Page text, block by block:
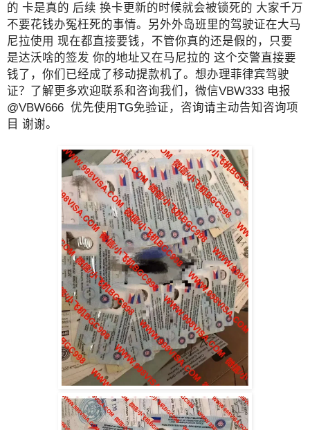
的 卡是真的 后续 换卡更新的时候就会被锁死的 大家千万
不要花钱办冤枉死的事情。另外外岛班里的驾驶证在大马
尼拉使用 现在都直接要钱，不管你真的还是假的，只要
是达沃啥的签发 你的地址又在马尼拉的 这个交警直接要
钱了，你们已经成了移动提款机了。想办理菲律宾驾驶
证？了解更多欢迎联系和咨询我们，微信VBW333 电报
@VBW666 优先使用TG免验证，咨询请主动告知咨询项
目 谢谢。